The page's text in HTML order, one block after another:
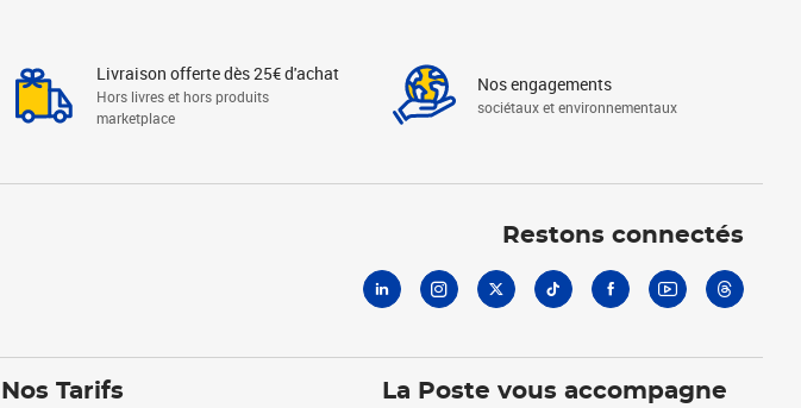
Livraison offerte dès 25€ d'achat
Hors livres et hors produits
marketplace
Nos engagements
sociétaux et environnementaux
Restons connectés
Nos Tarifs La Poste vous accompagne